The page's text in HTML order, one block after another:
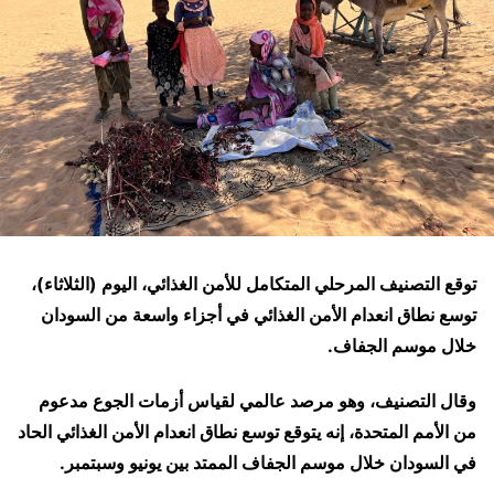
توقع التصنيف المرحلي المتكامل للأمن الغذائي، اليوم (الثلاثاء)،
توسع نطاق انعدام الأمن الغذائي في أجزاء واسعة من السودان
خلال موسم الجفاف.
وقال التصنيف، وهو مرصد عالمي لقياس أزمات الجوع مدعوم
من الأمم المتحدة، إنه يتوقع توسع نطاق انعدام الأمن الغذائي الحاد
في السودان خلال موسم الجفاف الممتد بين يونيو وسبتمبر.